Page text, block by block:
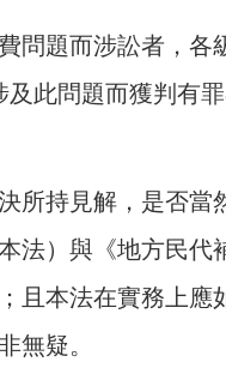
問題而涉訟者，各
此問題而獲判有
所持見解，是否當
法）與《地方民代
且本法在實務上應
無疑。